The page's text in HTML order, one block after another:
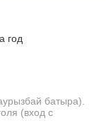
год
батыра).
(вход с